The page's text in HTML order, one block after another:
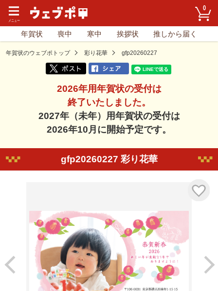
0
年賀状 喪中 寒中 挨拶状 推しから届く
年賀状のウェブポトップ 彩り花華 gfp20260227
2026年用年賀状の受付は
終了いたしました。
2027年（未年）用年賀状の受付は
2026年10月に開始予定です。
gfp20260227 彩り花華